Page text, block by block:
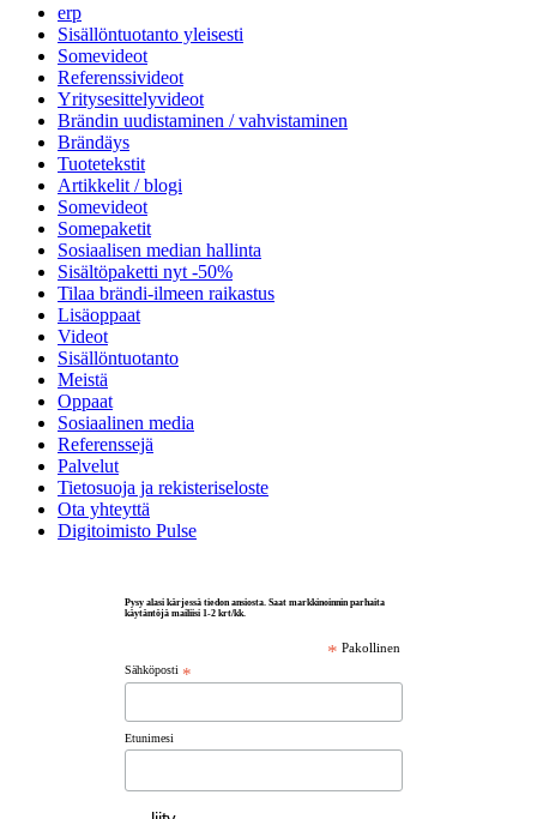
erp
Sisällöntuotanto yleisesti
Somevideot
Referenssivideot
Yritysesittelyvideot
Brändin uudistaminen / vahvistaminen
Brändäys
Tuotetekstit
Artikkelit / blogi
Somevideot
Somepaketit
Sosiaalisen median hallinta
Sisältöpaketti nyt -50%
Tilaa brändi-ilmeen raikastus
Lisäoppaat
Videot
Sisällöntuotanto
Meistä
Oppaat
Sosiaalinen media
Referenssejä
Palvelut
Tietosuoja ja rekisteriseloste
Ota yhteyttä
Digitoimisto Pulse
Pysy alasi kärjessä tiedon ansiosta. Saat markkinoinnin parhaita
käytäntöjä mailiisi 1-2 krt/kk.
* Pakollinen
Sähköposti *
Etunimesi